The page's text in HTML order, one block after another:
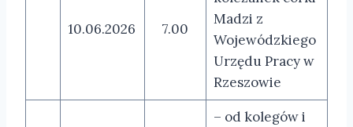
10.06.2026 7.00
Madzi z
Wojewódzkiego
Urzędu Pracy w
Rzeszowie
– od kolegów i